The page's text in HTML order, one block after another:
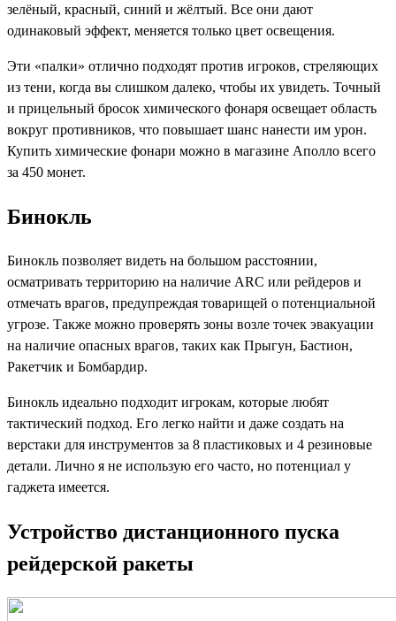
зелёный, красный, синий и жёлтый. Все они дают
одинаковый эффект, меняется только цвет освещения.
Эти «палки» отлично подходят против игроков, стреляющих
из тени, когда вы слишком далеко, чтобы их увидеть. Точный
и прицельный бросок химического фонаря освещает область
вокруг противников, что повышает шанс нанести им урон.
Купить химические фонари можно в магазине Аполло всего
за 450 монет.
Бинокль
Бинокль позволяет видеть на большом расстоянии,
осматривать территорию на наличие ARC или рейдеров и
отмечать врагов, предупреждая товарищей о потенциальной
угрозе. Также можно проверять зоны возле точек эвакуации
на наличие опасных врагов, таких как Прыгун, Бастион,
Ракетчик и Бомбардир.
Бинокль идеально подходит игрокам, которые любят
тактический подход. Его легко найти и даже создать на
верстаки для инструментов за 8 пластиковых и 4 резиновые
детали. Лично я не использую его часто, но потенциал у
гаджета имеется.
Устройство дистанционного пуска
рейдерской ракеты